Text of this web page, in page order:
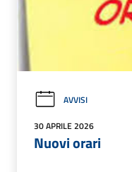
AVVISI
30 APRILE 2026
Nuovi orari